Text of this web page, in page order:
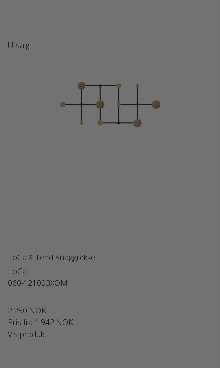
Utsalg
LoCa X-Tend Knaggrekke
LoCa
060-121093XOM
2.250 NOK
Pris fra 1.942 NOK
Vis produkt